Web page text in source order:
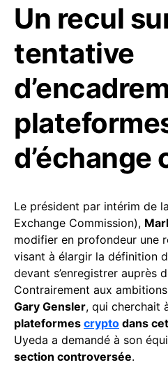
Un recul
tentative
d’échange
Le président par intérim de la
Exchange Commission),
modifier en profondeur une
visant à élargir la définition
devant s’enregistrer auprès
Contrairement aux
Gary Gensler, qui cherchait
plateformes crypto dans
Uyeda a demandé à son
section controversée.